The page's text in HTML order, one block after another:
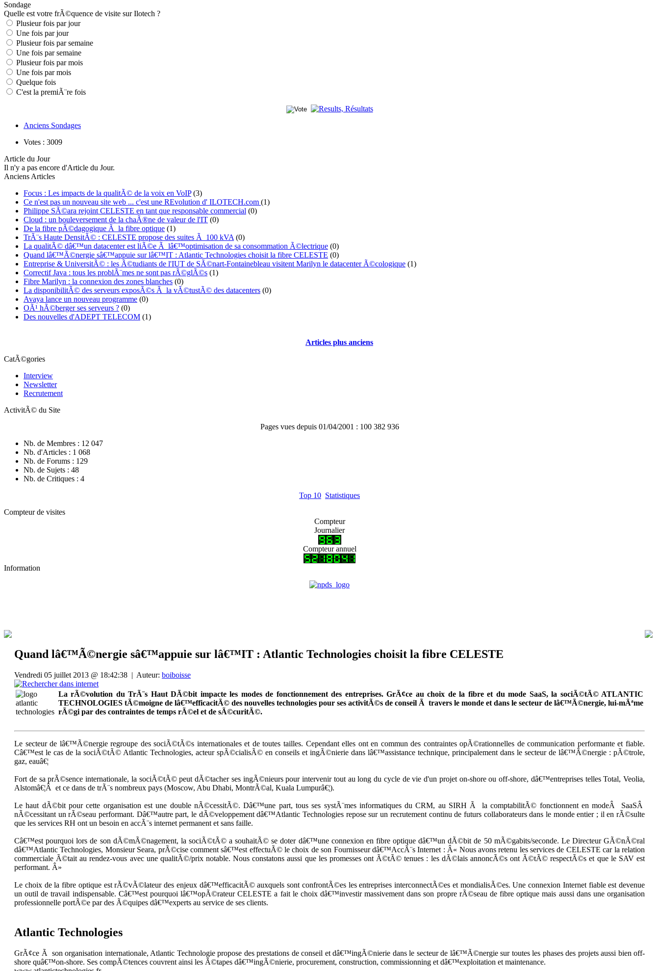
Sondage
Quelle est votre frÃ©quence de visite sur Ilotech ?
Plusieur fois par jour
Une fois par jour
Plusieur fois par semaine
Une fois par semaine
Plusieur fois par mois
Une fois par mois
Quelque fois
C'est la premiÃ¨re fois
Anciens Sondages
Votes : 3009
Article du Jour
Il n'y a pas encore d'Article du Jour.
Anciens Articles
Focus : Les impacts de la qualitÃ© de la voix en VoIP(3)
Ce n'est pas un nouveau site web ... c'est une REvolution d' ILOTECH.com (1)
Philippe SÃ©ara rejoint CELESTE en tant que responsable commercial (0)
Cloud : un bouleversement de la chaÃ®ne de valeur de l'IT (0)
De la fibre pÃ©dagogique Ã la fibre optique (1)
TrÃ¨s Haute DensitÃ© : CELESTE propose des suites Ã 100 kVA (0)
La qualitÃ© dâ€™un datacenter est liÃ©e Ã lâ€™optimisation de sa consommation Ã©lectrique (0)
Quand lâ€™Ã©nergie sâ€™appuie sur lâ€™IT : Atlantic Technologies choisit la fibre CELESTE (0)
Entreprise & UniversitÃ© : les Ã©tudiants de l'IUT de SÃ©nart-Fontainebleau visitent Marilyn le datacenter Ã©cologique (1)
Correctif Java : tous les problÃ¨mes ne sont pas rÃ©glÃ©s (1)
Fibre Marilyn : la connexion des zones blanches (0)
La disponibilitÃ© des serveurs exposÃ©s Ã la vÃ©tustÃ© des datacenters (0)
Avaya lance un nouveau programme (0)
OÃ¹ hÃ©berger ses serveurs ? (0)
Des nouvelles d'ADEPT TELECOM (1)
Articles plus anciens
CatÃ©gories
Interview
Newsletter
Recrutement
ActivitÃ© du Site
Pages vues depuis 01/04/2001 : 100 382 936
Nb. de Membres : 12 047
Nb. d'Articles : 1 068
Nb. de Forums : 129
Nb. de Sujets : 48
Nb. de Critiques : 4
Top 10 Statistiques
Compteur de visites
Compteur
Journalier
Compteur annuel
Information
Quand lâ€™Ã©nergie sâ€™appuie sur lâ€™IT : Atlantic Technologies choisit la fibre CELESTE
Vendredi 05 juillet 2013 @ 18:42:38 | Auteur: boiboisse
La rÃ©volution du TrÃ¨s Haut DÃ©bit impacte les modes de fonctionnement des entreprises. GrÃ¢ce au choix de la fibre et du mode SaaS, la sociÃ©tÃ© ATLANTIC
TECHNOLOGIES tÃ©moigne de lâ€™efficacitÃ© des nouvelles technologies pour ses activitÃ©s de conseil Ã travers le monde et dans le secteur de lâ€™Ã©nergie, lui-mÃªme
rÃ©gi par des contraintes de temps rÃ©el et de sÃ©curitÃ©.
Le secteur de lâ€™Ã©nergie regroupe des sociÃ©tÃ©s internationales et de toutes tailles. Cependant elles ont en commun des contraintes opÃ©rationnelles de communication performante et fiable.
Câ€™est le cas de la sociÃ©tÃ© Atlantic Technologies, acteur spÃ©cialisÃ© en conseils et ingÃ©nierie dans lâ€™assistance technique, principalement dans le secteur de lâ€™Ã©nergie : pÃ©trole,
gaz, eauâ€¦
Fort de sa prÃ©sence internationale, la sociÃ©tÃ© peut dÃ©tacher ses ingÃ©nieurs pour intervenir tout au long du cycle de vie d'un projet on-shore ou off-shore, dâ€™entreprises telles Total, Veolia,
Alstomâ€¦Â et ce dans de trÃ¨s nombreux pays (Moscow, Abu Dhabi, MontrÃ©al, Kuala Lumpurâ€¦).
Le haut dÃ©bit pour cette organisation est une double nÃ©cessitÃ©. Dâ€™une part, tous ses systÃ¨mes informatiques du CRM, au SIRH Ã la comptabilitÃ© fonctionnent en modeÂ SaaSÂ
nÃ©cessitant un rÃ©seau performant. Dâ€™autre part, le dÃ©veloppement dâ€™Atlantic Technologies repose sur un recrutement continu de futurs collaborateurs dans le monde entier ; il en rÃ©sulte
que les services RH ont un besoin en accÃ¨s internet permanent et sans faille.
Câ€™est pourquoi lors de son dÃ©mÃ©nagement, la sociÃ©tÃ© a souhaitÃ© se doter dâ€™une connexion en fibre optique dâ€™un dÃ©bit de 50 mÃ©gabits/seconde. Le Directeur GÃ©nÃ©ral
dâ€™Atlantic Technologies, Monsieur Seara, prÃ©cise comment sâ€™est effectuÃ© le choix de son Fournisseur dâ€™AccÃ¨s Internet : Â« Nous avons retenu les services de CELESTE car la relation
commerciale Ã©tait au rendez-vous avec une qualitÃ©/prix notable. Nous constatons aussi que les promesses ont Ã©tÃ© tenues : les dÃ©lais annoncÃ©s ont Ã©tÃ© respectÃ©s et que le SAV est
performant. Â»
Le choix de la fibre optique est rÃ©vÃ©lateur des enjeux dâ€™efficacitÃ© auxquels sont confrontÃ©es les entreprises interconnectÃ©es et mondialisÃ©es. Une connexion Internet fiable est devenue
un outil de travail indispensable. Câ€™est pourquoi lâ€™opÃ©rateur CELESTE a fait le choix dâ€™investir massivement dans son propre rÃ©seau de fibre optique mais aussi dans une organisation
professionnelle portÃ©e par des Ã©quipes dâ€™experts au service de ses clients.
Atlantic Technologies
GrÃ¢ce Ã son organisation internationale, Atlantic Technologie propose des prestations de conseil et dâ€™ingÃ©nierie dans le secteur de lâ€™Ã©nergie sur toutes les phases des projets aussi bien off-
shore quâ€™on-shore. Ses compÃ©tences couvrent ainsi les Ã©tapes dâ€™ingÃ©nierie, procurement, construction, commissionning et dâ€™exploitation et maintenance.